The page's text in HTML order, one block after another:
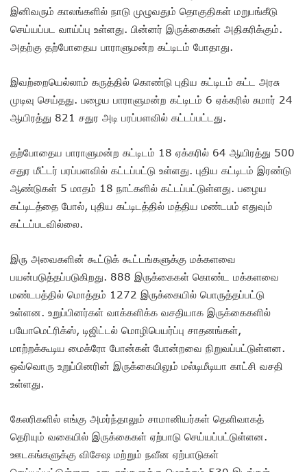
இனிவரும் காலங்களில் நாடு முழுவதும் தொகுதிகள் மறுபங்கீடு
செய்யப்பட வாய்ப்பு உள்ளது. பின்னர் இருக்கைகள் அதிகரிக்கும்.
அதற்கு தற்போதைய பாராளுமன்ற கட்டிடம் போதாது.
இவற்றையெல்லாம் கருத்தில் கொண்டு புதிய கட்டிடம் கட்ட அரசு
முடிவு செய்தது. பழைய பாராளுமன்ற கட்டிடம் 6 ஏக்கரில் சுமார் 24
ஆயிரத்து 821 சதுர அடி பரப்பளவில் கட்டப்பட்டது.
தற்போதைய பாராளுமன்ற கட்டிடம் 18 ஏக்கரில் 64 ஆயிரத்து 500
சதுர மீட்டர் பரப்பளவில் கட்டப்பட்டு உள்ளது. புதிய கட்டிடம் இரண்டு
ஆண்டுகள் 5 மாதம் 18 நாட்களில் கட்டப்பட்டுள்ளது. பழைய
கட்டிடத்தை போல், புதிய கட்டிடத்தில் மத்திய மண்டபம் எதுவும்
கட்டப்படவில்லை.
இரு அவைகளின் கூட்டுக் கூட்டங்களுக்கு மக்களவை
பயன்படுத்தப்படுகிறது. 888 இருக்கைகள் கொண்ட மக்களவை
மண்டபத்தில் மொத்தம் 1272 இருக்கையில் பொருத்தப்பட்டு
உள்ளன. உறுப்பினர்கள் வாக்களிக்க வசதியாக இருக்கைகளில்
பயோமெட்ரிக்ஸ், டிஜிட்டல் மொழிபெயர்ப்பு சாதனங்கள்,
மாற்றக்கூடிய மைக்ரோ போன்கள் போன்றவை நிறுவப்பட்டுள்ளன.
ஒவ்வொரு உறுப்பினரின் இருக்கையிலும் மல்டிமீடியா காட்சி வசதி
உள்ளது.
கேலரிகளில் எங்கு அமர்ந்தாலும் சாமானியர்கள் தெளிவாகத்
தெரியும் வகையில் இருக்கைகள் ஏற்பாடு செய்யப்பட்டுள்ளன.
ஊடகங்களுக்கு விசேஷ மற்றும் நவீன ஏற்பாடுகள்